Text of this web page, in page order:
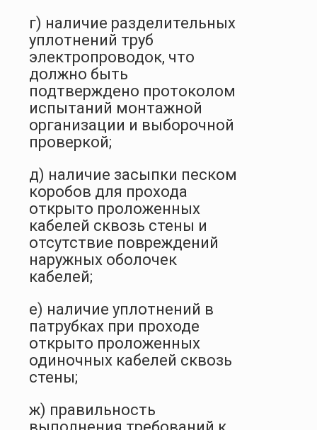
г) наличие разделительных
уплотнений труб
электропроводок, что
должно быть
подтверждено протоколом
испытаний монтажной
организации и выборочной
проверкой;
д) наличие засыпки песком
коробов для прохода
открыто проложенных
кабелей сквозь стены и
отсутствие повреждений
наружных оболочек
кабелей;
е) наличие уплотнений в
патрубках при проходе
открыто проложенных
одиночных кабелей сквозь
стены;
ж) правильность